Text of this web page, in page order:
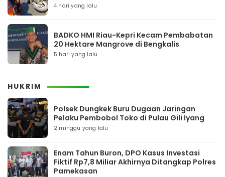
4 hari yang lalu
BADKO HMI Riau-Kepri Kecam Pembabatan
20 Hektare Mangrove di Bengkalis
5 hari yang lalu
HUKRIM
Polsek Dungkek Buru Dugaan Jaringan
Pelaku Pembobol Toko di Pulau Gili Iyang
2 minggu yang lalu
Enam Tahun Buron, DPO Kasus Investasi
Fiktif Rp7,8 Miliar Akhirnya Ditangkap Polres
Pamekasan